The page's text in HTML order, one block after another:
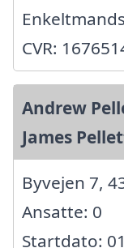
CVR:
Andrew
James
Byvejen 7,
Ansatte: 0
Startdato: